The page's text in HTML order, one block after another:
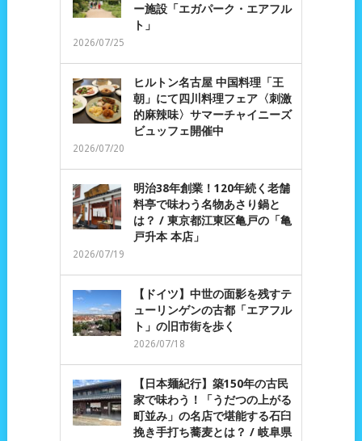
ー施設「エガパーク・エアフル
ト」
2026/07/25
ヒルトン名古屋 中国料理「王
朝」にて四川料理フェア〈刺激
的麻辣味〉サマーチャイニーズ
ビュッフェ開催中
2026/07/20
明治38年創業！120年続く老舗
料亭で味わう名物あさり鍋と
は？ / 東京都江東区亀戸の「亀
戸升本 本店」
2026/07/19
【ドイツ】中世の面影を残すテ
ューリンゲンの古都「エアフル
ト」の旧市街を歩く
2026/07/18
【日本麺紀行】築150年の古民
家で味わう！「うだつの上がる
町並み」の名店で堪能する石臼
挽き手打ち蕎麦とは？ / 岐阜県